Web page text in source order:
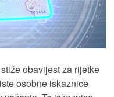
obavijest za rijetke
osobne iskaznice